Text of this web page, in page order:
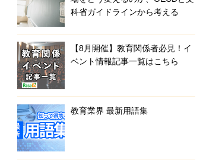
科省ガイドラインから考える
【8月開催】教育関係者必見！イ
ベント情報記事一覧はこちら
教育業界 最新用語集